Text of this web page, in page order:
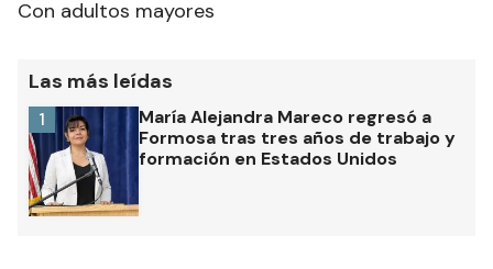
Con adultos mayores
Las más leídas
María Alejandra Mareco regresó a
Formosa tras tres años de trabajo y
formación en Estados Unidos
1